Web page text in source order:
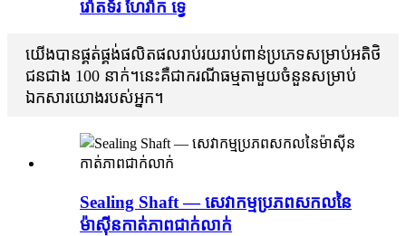
រ៉ោតទ័រ ហៃរ៉ាក ទ្វេ
យើងបានផ្គត់ផ្គង់ផលិតផលរាប់រយរាប់ពាន់ប្រភេទសម្រាប់អតិថិ
ជនជាង 100 នាក់។នេះគឺជាករណីធម្មតាមួយចំនួនសម្រាប់
ឯកសារយោងរបស់អ្នក។
Sealing Shaft — សេវាកម្មប្រភពសកលនៃ
ម៉ាស៊ីនកាត់ភាពជាក់លាក់